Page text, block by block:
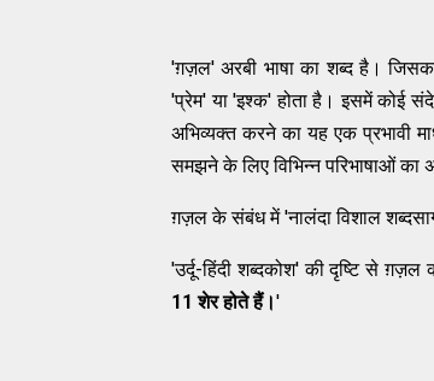
'ग़ज़ल' अरबी भाषा का शब्द है।
'प्रेम' या 'इश्क' होता है। इसमें कोई
अभिव्यक्त करने का यह एक प्रभावी
समझने के लिए विभिन्न परिभाषाओं
ग़ज़ल के संबंध में 'नालंदा विशाल
'उर्दू-हिंदी शब्दकोश' की दृष्टि से ग़ज़ल
11 शेर होते हैं।'